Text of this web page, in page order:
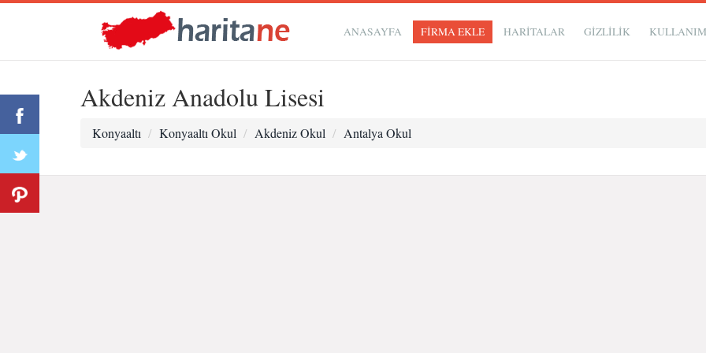
ANASAYFA FİRMA EKLE HARİTALAR GIZLILIK
Akdeniz Anadolu Lisesi
Konyaaltı Konyaaltı Okul Akdeniz Okul Antalya Okul